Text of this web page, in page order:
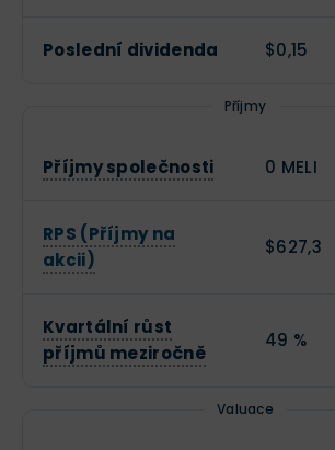
Poslední dividenda $0,15
Příjmy
Příjmy společnosti 0 MELI
RPS (Příjmy na
akcii)
$627,3
Kvartální růst
příjmů meziročně
49 %
Valuace